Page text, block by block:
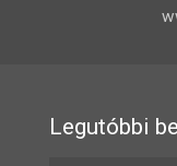
Legutóbbi